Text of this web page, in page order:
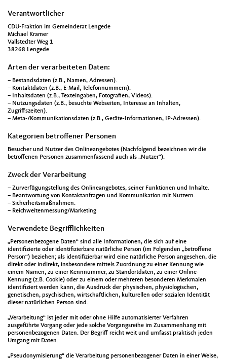
Verantwortlicher
CDU-Fraktion im Gemeinderat Lengede
Michael Kramer
Vallstedter Weg 1
38268 Lengede
Arten der verarbeiteten Daten:
– Bestandsdaten (z.B., Namen, Adressen).
– Kontaktdaten (z.B., E-Mail, Telefonnummern).
– Inhaltsdaten (z.B., Texteingaben, Fotografien, Videos).
– Nutzungsdaten (z.B., besuchte Webseiten, Interesse an Inhalten,
Zugriffszeiten).
– Meta-/Kommunikationsdaten (z.B., Geräte-Informationen, IP-Adressen).
Kategorien betroffener Personen
Besucher und Nutzer des Onlineangebotes (Nachfolgend bezeichnen wir die
betroffenen Personen zusammenfassend auch als „Nutzer“).
Zweck der Verarbeitung
– Zurverfügungstellung des Onlineangebotes, seiner Funktionen und Inhalte.
– Beantwortung von Kontaktanfragen und Kommunikation mit Nutzern.
– Sicherheitsmaßnahmen.
– Reichweitenmessung/Marketing
Verwendete Begrifflichkeiten
„Personenbezogene Daten“ sind alle Informationen, die sich auf eine
identifizierte oder identifizierbare natürliche Person (im Folgenden „betroffene
Person“) beziehen; als identifizierbar wird eine natürliche Person angesehen, die
direkt oder indirekt, insbesondere mittels Zuordnung zu einer Kennung wie
einem Namen, zu einer Kennnummer, zu Standortdaten, zu einer Online-
Kennung (z.B. Cookie) oder zu einem oder mehreren besonderen Merkmalen
identifiziert werden kann, die Ausdruck der physischen, physiologischen,
genetischen, psychischen, wirtschaftlichen, kulturellen oder sozialen Identität
dieser natürlichen Person sind.
„Verarbeitung“ ist jeder mit oder ohne Hilfe automatisierter Verfahren
ausgeführte Vorgang oder jede solche Vorgangsreihe im Zusammenhang mit
personenbezogenen Daten. Der Begriff reicht weit und umfasst praktisch jeden
Umgang mit Daten.
„Pseudonymisierung“ die Verarbeitung personenbezogener Daten in einer Weise,